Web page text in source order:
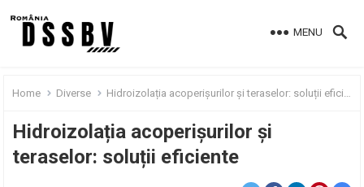
MENU
Home Diverse Hidroizolația acoperișurilor și teraselor: soluții eficiente
Hidroizolația acoperișurilor și
teraselor: soluții eficiente